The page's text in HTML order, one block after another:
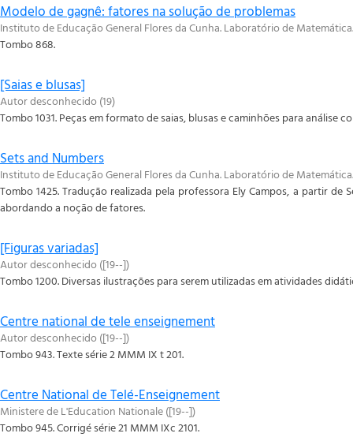
Modelo de gagnê: fatores na solução de problemas
Instituto de Educação General Flores da Cunha. Laboratório de Matemática.
Tombo 868.
[Saias e blusas]
Autor desconhecido(19)
Tombo 1031. Peças em formato de saias, blusas e caminhões para análise
Sets and Numbers
Instituto de Educação General Flores da Cunha. Laboratório de Matemática.
Tombo 1425. Tradução realizada pela professora Ely Campos, a partir de
abordando a noção de fatores.
[Figuras variadas]
Autor desconhecido([19--])
Tombo 1200. Diversas ilustrações para serem utilizadas em atividades
Centre national de tele enseignement
Autor desconhecido([19--])
Tombo 943. Texte série 2 MMM IX t 201.
Centre National de Telé-Enseignement
Ministere de L'Education Nationale([19--])
Tombo 945. Corrigé série 21 MMM IXc 2101.